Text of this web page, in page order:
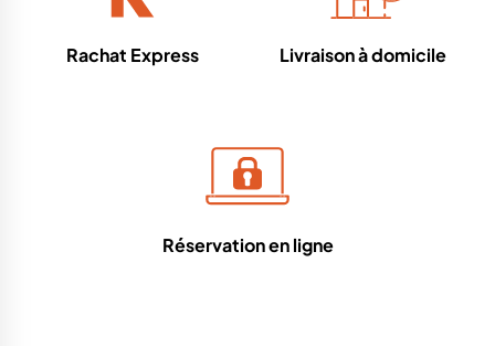
Rachat Express Livraison à domicile
Réservation en ligne